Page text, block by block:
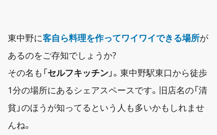
東中野に客自ら料理を作ってワイワイできる場所が
あるのをご存知でしょうか?
その名も「セルフキッチン」。東中野駅東口から徒歩
1分の場所にあるシェアスペースです。旧店名の「清
貧」のほうが知ってるという人も多いかもしれませ
んね。